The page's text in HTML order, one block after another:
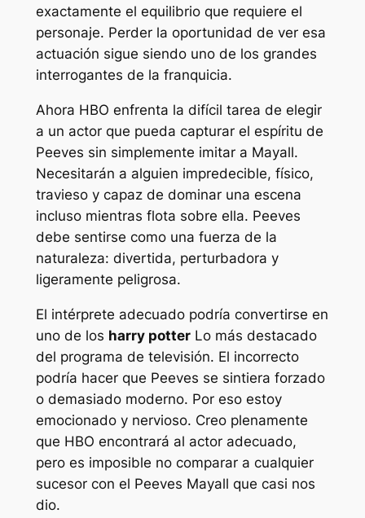
exactamente el equilibrio que requiere el
personaje. Perder la oportunidad de ver esa
actuación sigue siendo uno de los grandes
interrogantes de la franquicia.
Ahora HBO enfrenta la difícil tarea de elegir
a un actor que pueda capturar el espíritu de
Peeves sin simplemente imitar a Mayall.
Necesitarán a alguien impredecible, físico,
travieso y capaz de dominar una escena
incluso mientras flota sobre ella. Peeves
debe sentirse como una fuerza de la
naturaleza: divertida, perturbadora y
ligeramente peligrosa.
El intérprete adecuado podría convertirse en
uno de los harry potterLo más destacado
del programa de televisión. El incorrecto
podría hacer que Peeves se sintiera forzado
o demasiado moderno. Por eso estoy
emocionado y nervioso. Creo plenamente
que HBO encontrará al actor adecuado,
pero es imposible no comparar a cualquier
sucesor con el Peeves Mayall que casi nos
dio.